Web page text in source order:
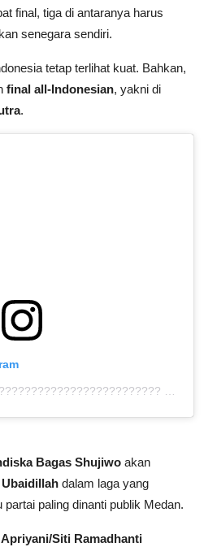
final, tiga di antaranya harus
senegara sendiri.
tetap terlihat kuat. Bahkan,
final all-Indonesian, yakni di
.
A post shared by ???????????????????????????????? ™ (@bolahita)
Bagas Shujiwo akan
Ubaidillah dalam laga yang
paling dinanti publik Medan.
Apriyani/Siti Ramadhanti